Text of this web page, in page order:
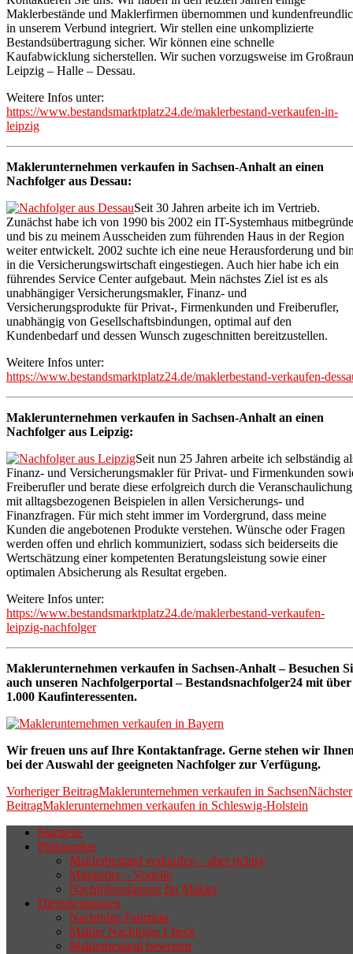
Maklerbestände und Maklerfirmen übernommen und
in unserem Verbund integriert. Wir stellen eine unkomplizierte
Bestandsübertragung sicher. Wir können eine schnelle
Kaufabwicklung sicherstellen. Wir suchen vorzugsweise im
Leipzig – Halle – Dessau.
Weitere Infos unter:
https://www.bestandsmarktplatz24.de/maklerbestand-verkaufen-in-
leipzig
Maklerunternehmen verkaufen in Sachsen-Anhalt an einen
Nachfolger aus Dessau:
Seit 30 Jahren arbeite ich im Vertrieb.
Zunächst habe ich von 1990 bis 2002 ein IT-Systemhaus
und bis zu meinem Ausscheiden zum führenden Haus in der Region
weiter entwickelt. 2002 suchte ich eine neue Herausforderung und
in die Versicherungswirtschaft eingestiegen. Auch hier habe ich ein
führendes Service Center aufgebaut. Mein nächstes Ziel ist es als
unabhängiger Versicherungsmakler, Finanz- und
Versicherungsprodukte für Privat-, Firmenkunden und Freiberufler,
unabhängig von Gesellschaftsbindungen, optimal auf den
Kundenbedarf und dessen Wunsch zugeschnitten bereitzustellen.
Weitere Infos unter:
https://www.bestandsmarktplatz24.de/maklerbestand-verkaufen-
Maklerunternehmen verkaufen in Sachsen-Anhalt an einen
Nachfolger aus Leipzig:
Seit nun 25 Jahren arbeite ich selbständig
Finanz- und Versicherungsmakler für Privat- und Firmenkunden
Freiberufler und berate diese erfolgreich durch die Veranschaulichung
mit alltagsbezogenen Beispielen in allen Versicherungs- und
Finanzfragen. Für mich steht immer im Vordergrund, dass meine
Kunden die angebotenen Produkte verstehen. Wünsche oder Fragen
werden offen und ehrlich kommuniziert, sodass sich beiderseits die
Wertschätzung einer kompetenten Beratungsleistung sowie einer
optimalen Absicherung als Resultat ergeben.
Weitere Infos unter:
https://www.bestandsmarktplatz24.de/maklerbestand-verkaufen-
leipzig-nachfolger
Maklerunternehmen verkaufen in Sachsen-Anhalt – Besuchen
auch unseren Nachfolgerportal – Bestandsnachfolger24 mit über
1.000 Kaufinteressenten.
Wir freuen uns auf Ihre Kontaktanfrage. Gerne stehen wir
bei der Auswahl der geeigneten Nachfolger zur Verfügung.
Beitragsnavigation
Vorheriger BeitragMaklerunternehmen verkaufen in SachsenNächster
BeitragMaklerunternehmen verkaufen in Schleswig-Holstein
Wenn sich der Makler oder Inhaber
zurückziehen möchte, aber keinen
geeigneten Nachfolger findet, droht nicht
selten die Geschäftsaufgabe.
Startseite
Philosophie
Maklerbestand verkaufen – aber richtig
Mitglieder – Vorteile
Nachfolgeplanung für Makler
Dienstleistungen
Nachfolge Fahrplan
Makler Nachfolge Check
Maklerbestand bewerten